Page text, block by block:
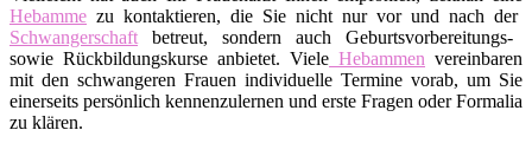
Hebamme zu kontaktieren, die Sie nicht nur vor und nach der
Schwangerschaft betreut, sondern auch Geburtsvorbereitungs-
sowie Rückbildungskurse anbietet. Viele Hebammen vereinbaren
mit den schwangeren Frauen individuelle Termine vorab, um Sie
einerseits persönlich kennenzulernen und erste Fragen oder Formalia
zu klären.